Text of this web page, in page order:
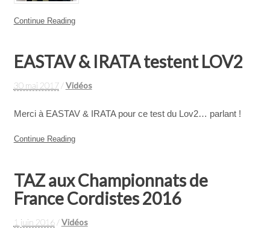
Continue Reading
EASTAV & IRATA testent LOV2
30 mai 2017/Vidéos
Merci à EASTAV & IRATA pour ce test du Lov2… parlant !
Continue Reading
TAZ aux Championnats de
France Cordistes 2016
1 juin 2016 /Vidéos